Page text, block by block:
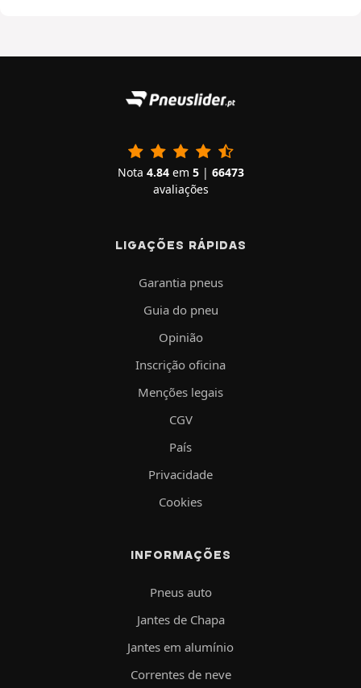
Nota 4.84em 5| 66473
avaliações
LIGAÇÕES RÁPIDAS
Garantia pneus
Guia do pneu
Opinião
Inscrição oficina
Menções legais
CGV
País
Privacidade
Cookies
INFORMAÇÕES
Pneus auto
Jantes de Chapa
Jantes em alumínio
Correntes de neve